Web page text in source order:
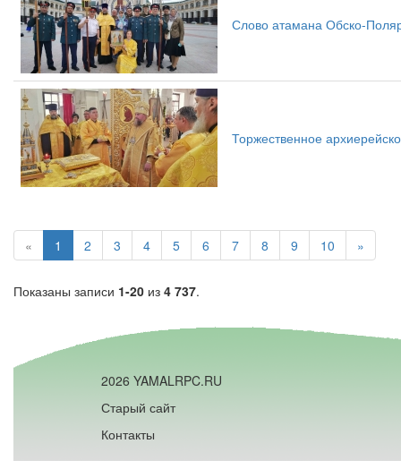
Слово атамана Обско-
Торжественное
« 1 2 3 4 5 6 7 8 9 10 »
Показаны записи 1-20 из 4 737.
2026 YAMALRPC.RU
Старый сайт
Контакты